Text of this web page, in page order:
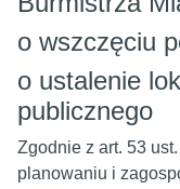
o wszczęciu
o ustalenie
publicznego
Zgodnie z art. 53
planowaniu i